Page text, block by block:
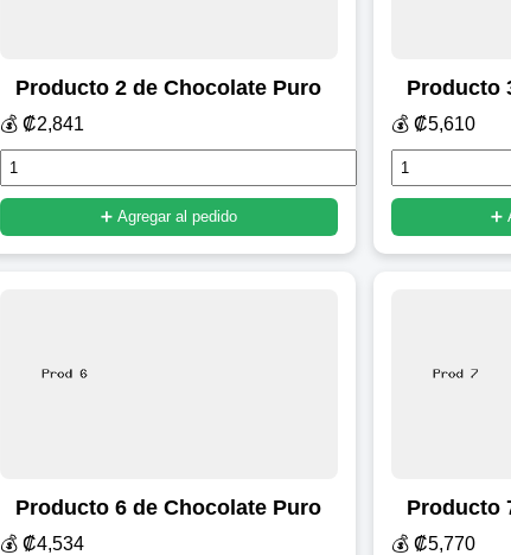
Producto 2 de Chocolate Puro
💰 ₡2,841
➕ Agregar al pedido
Producto
💰 ₡5,610
➕
Producto 6 de Chocolate Puro
💰 ₡4,534
Producto
💰 ₡5,770